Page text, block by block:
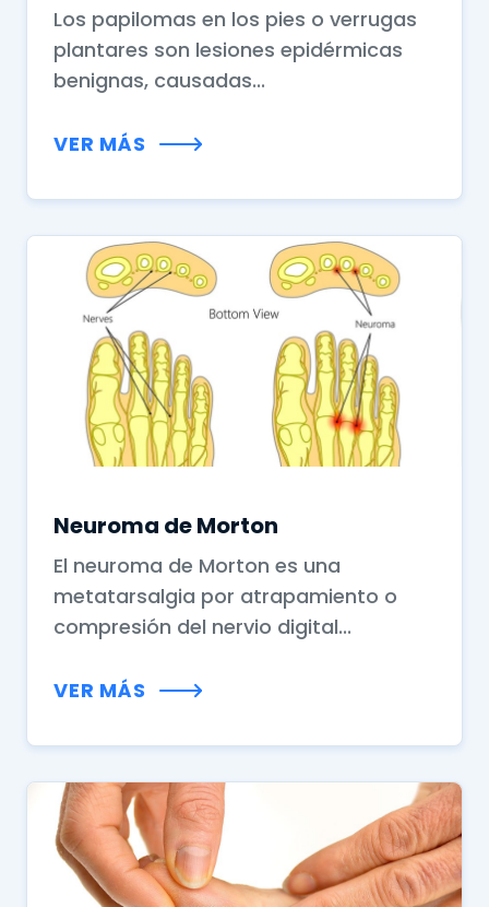
Los papilomas en los pies o verrugas
plantares son lesiones epidérmicas
benignas, causadas...
VER MÁS
Neuroma de Morton
El neuroma de Morton es una
metatarsalgia por atrapamiento o
compresión del nervio digital...
VER MÁS